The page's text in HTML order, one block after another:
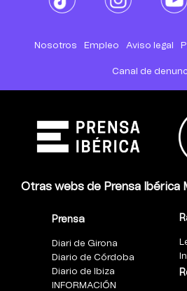
Nosotros Empleo Aviso legal
Canal de
Otras webs de Prensa Ibérica
Prensa
Diari de Girona
Diario de Córdoba
Diario de Ibiza
INFORMACIÓN